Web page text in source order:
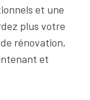
et une
plus votre
rénovation,
et